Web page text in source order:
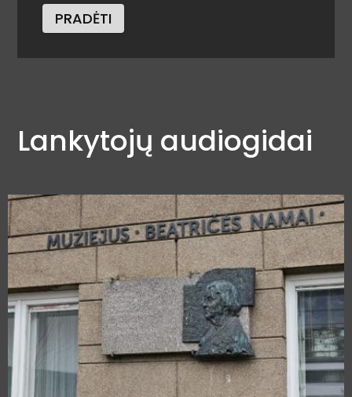
PRADĖTI
Lankytojų audiogidai